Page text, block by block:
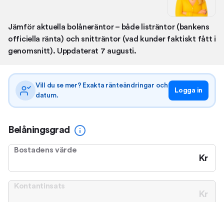
Jämför aktuella bolåneräntor – både listräntor (bankens
officiella ränta) och snitträntor (vad kunder faktiskt fått i
genomsnitt). Uppdaterat 7 augusti.
Vill du se mer? Exakta ränteändringar och
datum.
Logga in
Belåningsgrad
Bostadens värde
Kr
Kontantinsats
Kr